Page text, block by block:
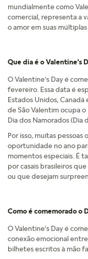
mundialmente como
comercial, representa a
o amor em suas múltiplas
Que dia é o Valentine’s
O Valentine’s Day é
fevereiro. Essa data é
Estados Unidos, Canadá
de São Valentim ocupa
Dia dos Namorados (Dia
Por isso, muitas
oportunidade no ano
momentos especiais. É
por casais brasileiros
ou que desejam
Como é comemorado o
O Valentine’s Day é
conexão emocional entre
bilhetes escritos à mão